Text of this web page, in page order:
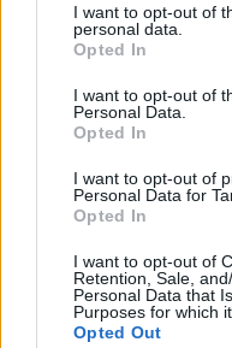
not limited to your visit
grant or deny consent to
use your data for below
consent section.
I want to opt-out of
personal data.
Opted In
I want to opt-out of
Personal Data.
Opted In
I want to opt-out of
Personal Data for
Opted In
I want to opt-out of
Retention, Sale,
Personal Data that
Purposes for which
Opted Out
Viohalco: Αυξημένος κατά
14% ο τζίρος στο α'
– Στα 446 εκατ. ευρώ τα
EBITDA